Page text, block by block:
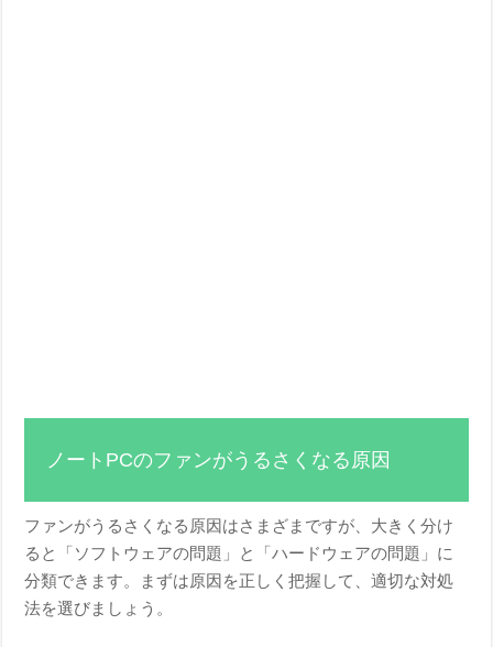
ノートPCのファンがうるさくなる原因
ファンがうるさくなる原因はさまざまですが、大きく分け
ると「ソフトウェアの問題」と「ハードウェアの問題」に
分類できます。まずは原因を正しく把握して、適切な対処
法を選びましょう。